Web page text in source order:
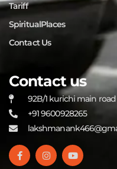
Tariff
SpiritualPlaces
Contact Us
Contact us
92B/1 kurichi main
+91 9600928265